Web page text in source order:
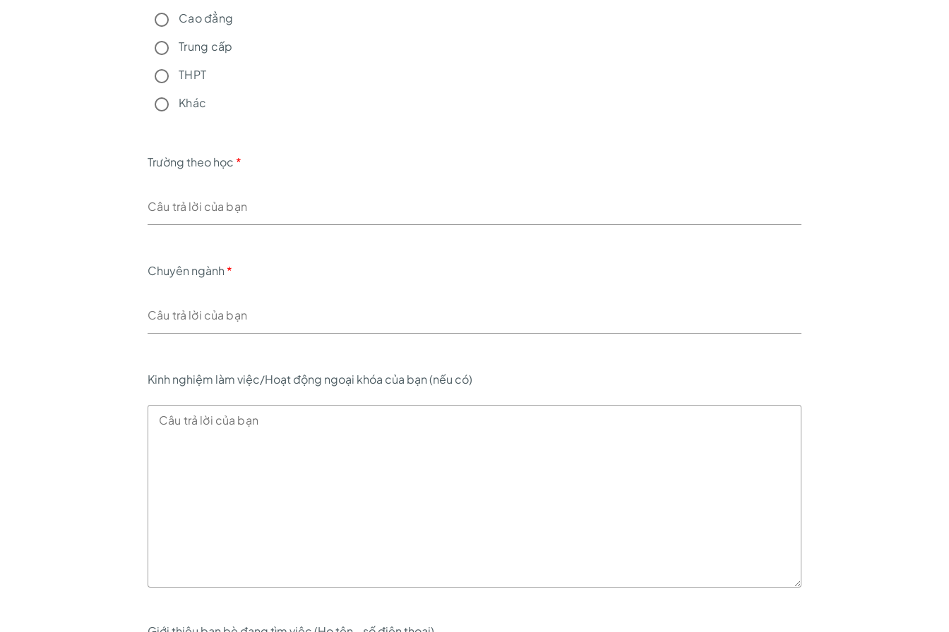
Cao đẳng
Trung cấp
THPT
Khác
Trường theo học *
Chuyên ngành *
Kinh nghiệm làm việc/Hoạt động ngoại khóa của bạn (nếu có)